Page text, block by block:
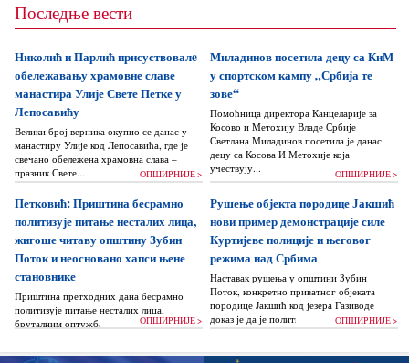
Последње вести
Николић и Парлић присуствовалe
обележавању храмовне славе
манастира Улије Свете Петке у
Лепосавићу
Велики број верника окупио се данас у
манастиру Улије код Лепосавића, где је
свечано обележена храмовна слава –
празник Свете...
ОПШИРНИЈЕ >
Миладинов посетила децу са КиМ
у спортском кампу „Србија те
зове“
Помоћница директора Канцеларије за
Косово и Метохију Владе Србије
Светлана Миладинов посетила је данас
децу са Косова И Метохије која
учествују...
ОПШИРНИЈЕ >
Петковић: Приштина бесрамно
политизује питање несталих лица,
жигоше читаву општину Зубин
Поток и неосновано хапси њене
становнике
Приштина претходних дана бесрамно
политизује питање несталих лица,
бруталним оптужбама на рачун Београда
жигоше...
ОПШИРНИЈЕ >
Рушење објекта породице Јакшић
нови пример демонстрације силе
Куртијеве полиције и његовог
режима над Србима
Наставак рушења у општини Зубин
Поток, конкретно приватног објеката
породице Јакшић код језера Газиводе
доказ је да је политика Аљбина Куртија...
ОПШИРНИЈЕ >